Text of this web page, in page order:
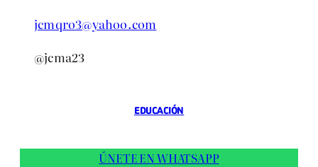
jcmqro3@yahoo.com
@jcma23
EDUCACIÓN
ÚNETE EN WHATSAPP